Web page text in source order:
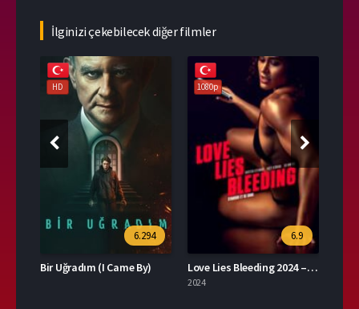
İlginizi çekebilecek diğer filmler
HD
6.294
Bir Uğradım (I Came By)
1080p
6.9
Love Lies Bleeding 2024 – Aşk Kanayan Yalanlardır 1080p Turkce Dublaj izle
2024